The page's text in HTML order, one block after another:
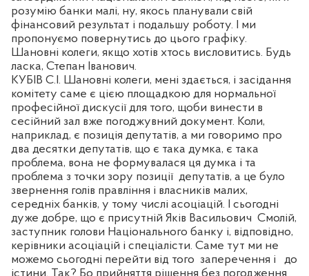
розумію банки малі, ну, якось планували свій
фінансовий результат і подальшу роботу. І ми
пропонуємо повернутись до цього графіку.
Шановні колеги, якщо хотів хтось висловитись. Будь
ласка, Степан Іванович.
КУБІВ С.І. Шановні колеги, мені здається, і засідання
комітету саме є цією площадкою для нормальної
професійної дискусії для того, щоби винести в
сесійний зал вже погоджувний документ. Коли,
наприклад, є позиція депутатів, а ми говоримо про
два десятки депутатів, що є така думка, є така
проблема, вона не формувалася ця думка і та
проблема з точки зору позиції депутатів, а це було
звернення голів правління і власників малих,
середніх банків, у тому числі асоціацій. І сьогодні
дуже добре, що є присутній Яків Васильович Смолій,
заступник голови Національного банку і, відповідно,
керівники асоціацій і спеціалісти. Саме тут ми не
можемо сьогодні перейти від того заперечення і
до